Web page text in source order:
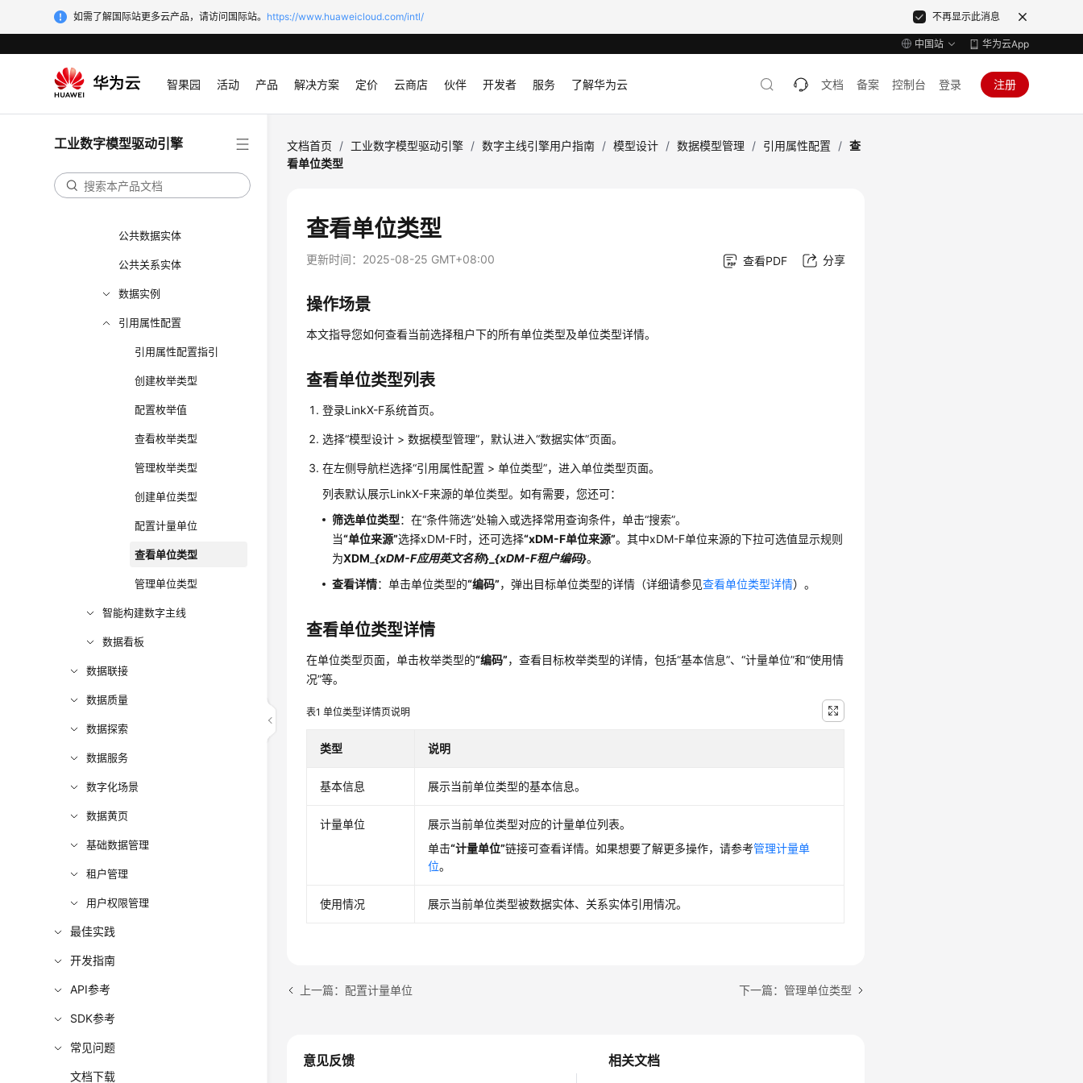
如需了解国际站更多云产品，请访问国际站。 https://www.huaweicloud.com/intl/ 不再显示此消息
中国站 华为云App
智果园 活动 产品 解决方案 定价 云商店 伙伴 开发者 服务 了解华为云 文档 备案 控制台 登录 注册
工业数字模型驱动引擎
xDM-F数据同步
总览
数据模型管理
数据实体
公共数据实体
公共关系实体
数据实例
引用属性配置
引用属性配置指引
创建枚举类型
配置枚举值
查看枚举类型
管理枚举类型
创建单位类型
配置计量单位
查看单位类型
管理单位类型
智能构建数字主线
数据看板
数据联接
数据质量
数据探索
数据服务
数字化场景
数据黄页
基础数据管理
租户管理
用户权限管理
最佳实践
开发指南
API参考
SDK参考
常见问题
文档下载
文档首页 / 工业数字模型驱动引擎 / 数字主线引擎用户指南 / 模型设计 / 数据模型管理 / 引用属性配置 / 查
看单位类型
查看单位类型
更新时间： 2025-08-25 GMT+08:00 查看PDF 分享
操作场景
本文指导您如何查看当前选择租户下的所有单位类型及单位类型详情。
查看单位类型列表
登录LinkX-F系统首页。
选择“模型设计 > 数据模型管理”，默认进入“数据实体”页面。
在左侧导航栏选择“引用属性配置 >单位类型”，进入单位类型页面。
列表默认展示LinkX-F来源的单位类型。如有需要，您还可：
筛选单位类型：在“条件筛选”处输入或选择常用查询条件，单击“搜索”。
当“单位来源”选择xDM-F时，还可选择“xDM-F单位来源”。其中xDM-F单位来源的下拉可选值显示规则
为XDM _{xDM-F应用英文名称}_{xDM-F租户编码}。
查看详情：单击单位类型的“编码”，弹出目标单位类型的详情（详细请参见查看单位类型详情）。
查看单位类型详情
在单位类型页面，单击枚举类型的“编码”，查看目标枚举类型的详情，包括“基本信息”、“计量单位”和“使用情
况”等。
表1单位类型详情页说明
类型 说明
基本信息 展示当前单位类型的基本信息。
计量单位
展示当前单位类型对应的计量单位列表。
单击“计量单位”链接可查看详情。如果想要了解更多操作，请参考管理计量单
位。
使用情况 展示当前单位类型被数据实体、关系实体引用情况。
上一篇：配置计量单位 下一篇：管理单位类型
相关文档
意见反馈